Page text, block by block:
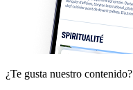
¿Te gusta nuestro contenido?